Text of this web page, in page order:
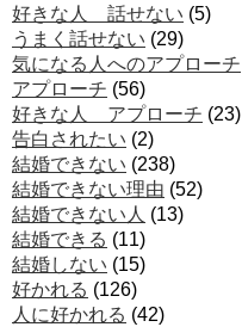
好きな人 話せない (5)
うまく話せない (29)
気になる人へのアプローチ
アプローチ (56)
好きな人 アプローチ (23)
告白されたい (2)
結婚できない (238)
結婚できない理由 (52)
結婚できない人 (13)
結婚できる (11)
結婚しない (15)
好かれる (126)
人に好かれる (42)